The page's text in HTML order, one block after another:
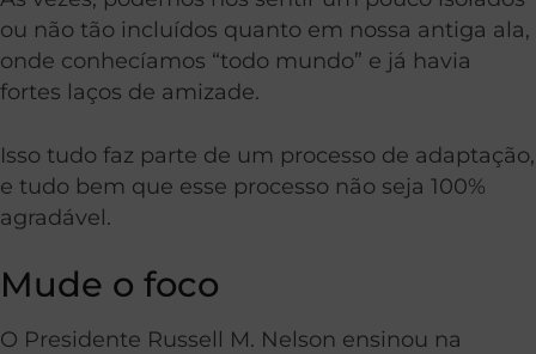
ou não tão incluídos quanto em nossa antiga ala,
onde conhecíamos “todo mundo” e já havia
fortes laços de amizade.
Isso tudo faz parte de um processo de adaptação,
e tudo bem que esse processo não seja 100%
agradável.
Mude o foco
O Presidente Russell M. Nelson ensinou na